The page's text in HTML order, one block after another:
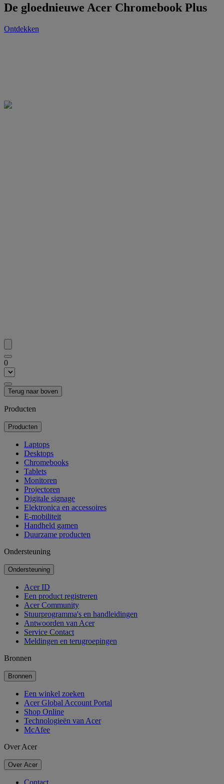
De gloednieuwe Acer Chromebook Plus
Ontdekken
0
Terug naar boven
Producten
Producten
Laptops
Desktops
Chromebooks
Tablets
Monitoren
Projectoren
Digitale signage
Elektronica en accessoires
E-mobiliteit
Handheld gamen
Duurzame producten
Ondersteuning
Ondersteuning
Acer ID
Een product registreren
Acer Community
Stuurprogramma's en handleidingen
Antwoorden van Acer
Service Contact
Meldingen en terugroepingen
Bronnen
Bronnen
Een winkel zoeken
Acer Global Account Portal
Shop Online
Technologieën van Acer
McAfee
Over Acer
Over Acer
Contact